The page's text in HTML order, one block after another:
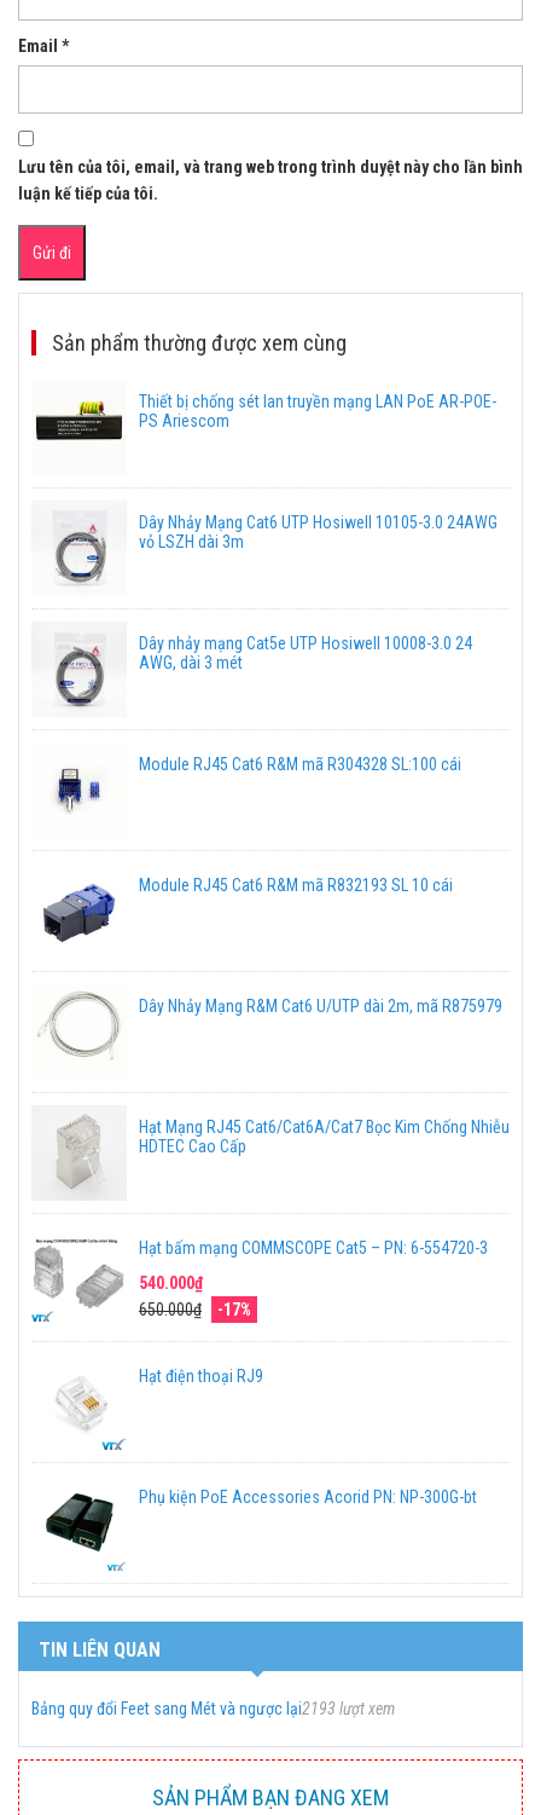
Email *
Lưu tên của tôi, email, và trang web trong trình duyệt này cho lần bình
luận kế tiếp của tôi.
Sản phẩm thường được xem cùng
Thiết bị chống sét lan truyền mạng LAN PoE AR-POE-
PS Ariescom
Dây Nhảy Mạng Cat6 UTP Hosiwell 10105-3.0 24AWG
vỏ LSZH dài 3m
Dây nhảy mạng Cat5e UTP Hosiwell 10008-3.0 24
AWG, dài 3 mét
Module RJ45 Cat6 R&M mã R304328 SL:100 cái
Module RJ45 Cat6 R&M mã R832193 SL 10 cái
Dây Nhảy Mạng R&M Cat6 U/UTP dài 2m, mã R875979
Hạt Mạng RJ45 Cat6/Cat6A/Cat7 Bọc Kim Chống Nhiễu
HDTEC Cao Cấp
Hạt bấm mạng COMMSCOPE Cat5 – PN: 6-554720-3
540.000₫
650.000₫
-17%
Hạt điện thoại RJ9
Phụ kiện PoE Accessories Acorid PN: NP-300G-bt
TIN LIÊN QUAN
Bảng quy đổi Feet sang Mét và ngược lại2193 lượt xem
SẢN PHẨM BẠN ĐANG XEM